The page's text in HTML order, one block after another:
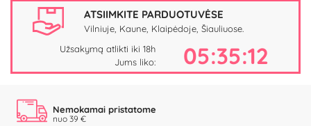
ATSIIMKITE PARDUOTUVĖSE
Vilniuje, Kaune, Klaipėdoje, Šiauliuose.
Užsakymą atlikti iki 18h
Jums liko:
05:35:11
Nemokamai pristatome
nuo 39 €